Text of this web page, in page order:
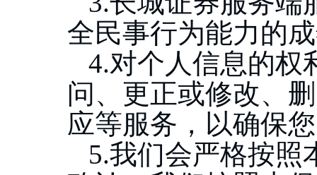
全民事行为能力的
4.对个人信息的权
问、更正或修改、
应等服务，以确保
5.我们会严格按照